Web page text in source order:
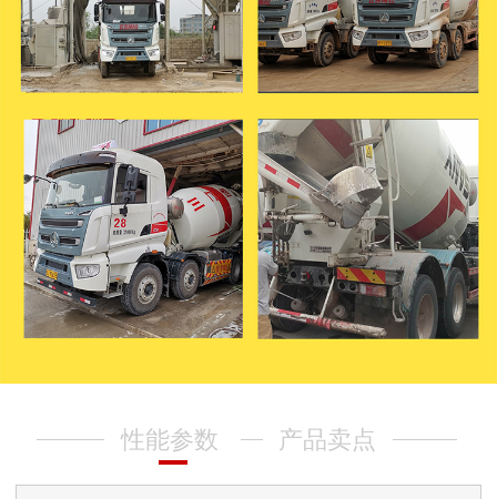
性能参数 产品卖点